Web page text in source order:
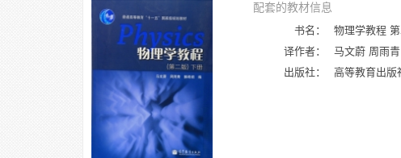
配套的教材信息
书名：
物理学教程
译作者：
马文蔚 周雨
出版社：
高等教育出版